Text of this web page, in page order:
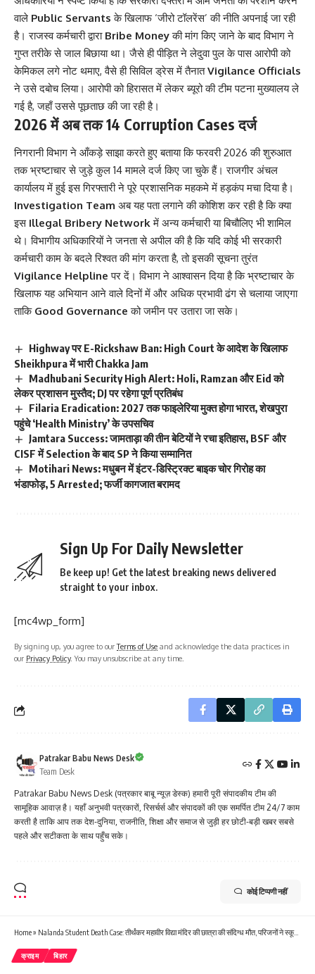
वाले Public Servants के खिलाफ ‘जीरो टॉलरेंस’ की नीति अपनाई जा रही
है। राजस्व कर्मचारी द्वारा Bribe Moneyकी मांग किए जाने के बाद विभाग ने
गुप्त तरीके से जाल बिछाया था। जैसे ही पीड़ित ने लेदुवा पुल के पास आरोपी को
केमिकल लगे नोट थमाए, वैसे ही सिविल ड्रेस में तैनातVigilance Officials
ने उसे दबोच लिया। आरोपी को हिरासत में लेकर ब्यूरो की टीम पटना मुख्यालय ले
गई है, जहाँ उससे पूछताछ की जा रही है।
2026 में अब तक 14 Corruption Cases दर्ज
निगरानी विभाग ने आँकड़े साझा करते हुए बताया कि फरवरी 2026 की शुरुआत
तक भ्रष्टाचार से जुड़े कुल 14 मामले दर्ज किए जा चुके हैं। राजगीर अंचल
कार्यालय में हुई इस गिरफ्तारी ने पूरे प्रशासनिक महकमे में हड़कंप मचा दिया है।
Investigation Team अब यह पता लगाने की कोशिश कर रही है कि क्या
इस Illegal Bribery Networkमें अन्य कर्मचारी या बिचौलिए भी शामिल
थे। विभागीय अधिकारियों ने जनता से अपील की है कि यदि कोई भी सरकारी
कर्मचारी काम के बदले रिश्वत की मांग करता है, तो इसकी सूचना तुरंत
Vigilance Helpline पर दें। विभाग ने आश्वासन दिया है कि भ्रष्टाचार के
खिलाफ यह अभियान आने वाले दिनों में और अधिक प्रभावी ढंग से चलाया जाएगा
ताकि Good Governance को जमीन पर उतारा जा सके।
Highway पर E-Rickshaw Ban: High Court के आदेश के खिलाफ
Sheikhpura में भारी Chakka Jam
Madhubani Security High Alert: Holi, Ramzan और Eid को
लेकर प्रशासन मुस्तैद; DJ पर रहेगा पूर्ण प्रतिबंध
Filaria Eradication: 2027 तक फाइलेरिया मुक्त होगा भारत, शेखपुरा
पहुंचे ‘Health Ministry’ के उपसचिव
Jamtara Success: जामताड़ा की तीन बेटियों ने रचा इतिहास, BSF और
CISF में Selection के बाद SP ने किया सम्मानित
Motihari News: मधुबन में इंटर-डिस्ट्रिक्ट बाइक चोर गिरोह का
भंडाफोड़, 5 Arrested; फर्जी कागजात बरामद
Sign Up For Daily Newsletter
Be keep up! Get the latest breaking news delivered
straight to your inbox.
[mc4wp_form]
By signing up, you agree to ourTerms of Use and acknowledge the data practices in
our Privacy Policy. You may unsubscribe at any time.
Patrakar Babu News Desk
Team Desk
Patrakar Babu News Desk (पत्रकार बाबू न्यूज़ डेस्क) हमारी पूरी संपादकीय टीम की
सामूहिक आवाज़ है। यहाँ अनुभवी पत्रकारों, रिसर्चर्स और संपादकों की एक समर्पित टीम 24/7 काम
करती है ताकि आप तक देश-दुनिया, राजनीति, शिक्षा और समाज से जुड़ी हर छोटी-बड़ी खबर सबसे
पहले और सटीकता के साथ पहुँच सके।
कोई टिप्पणी नहीं
Home» Nalanda Student Death Case: तीर्थंकर महावीर विद्या मंदिर की छात्रा की संदिग्ध मौत, परिजनों ने स्कूल मैनेजमेंट पर लगाए गंभीर आरोप
क्राइम बिहार